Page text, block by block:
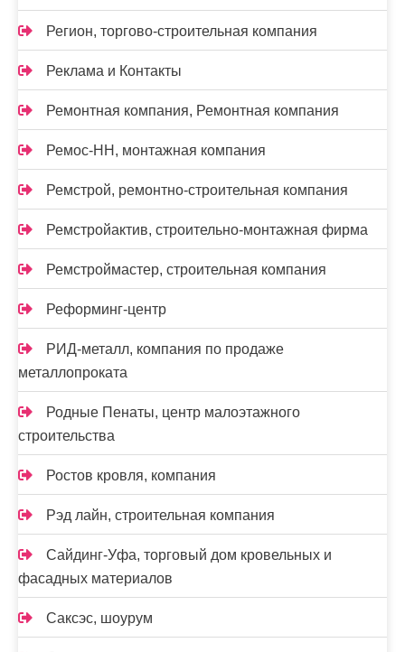
Регион, торгово-строительная компания
Реклама и Контакты
Ремонтная компания, Ремонтная компания
Ремос-НН, монтажная компания
Ремстрой, ремонтно-строительная компания
Ремстройактив, строительно-монтажная фирма
Ремстроймастер, строительная компания
Реформинг-центр
РИД-металл, компания по продаже
металлопроката
Родные Пенаты, центр малоэтажного
строительства
Ростов кровля, компания
Рэд лайн, строительная компания
Сайдинг-Уфа, торговый дом кровельных и
фасадных материалов
Саксэс, шоурум